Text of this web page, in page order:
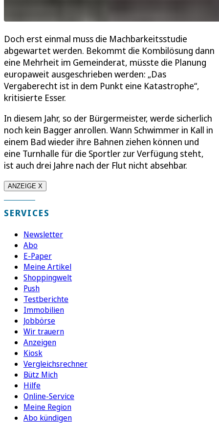
Doch erst einmal muss die Machbarkeitsstudie
abgewartet werden. Bekommt die Kombilösung dann
eine Mehrheit im Gemeinderat, müsste die Planung
europaweit ausgeschrieben werden: „Das
Vergaberecht ist in dem Punkt eine Katastrophe“,
kritisierte Esser.
In diesem Jahr, so der Bürgermeister, werde sicherlich
noch kein Bagger anrollen. Wann Schwimmer in Kall in
einem Bad wieder ihre Bahnen ziehen können und
eine Turnhalle für die Sportler zur Verfügung steht,
ist auch drei Jahre nach der Flut nicht absehbar.
ANZEIGE X
SERVICES
Newsletter
Abo
E-Paper
Meine Artikel
Shoppingwelt
Push
Testberichte
Immobilien
Jobbörse
Wir trauern
Anzeigen
Kiosk
Vergleichsrechner
Bütz Mich
Hilfe
Online-Service
Meine Region
Abo kündigen